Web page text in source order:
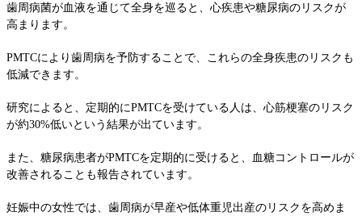
歯周病菌が血液を通じて全身を巡ると、心疾患や糖尿病のリスクが
高まります。
PMTCにより歯周病を予防することで、これらの全身疾患のリスクも
低減できます。
研究によると、定期的にPMTCを受けている人は、心筋梗塞のリスク
が約30%低いという結果が出ています。
また、糖尿病患者がPMTCを定期的に受けると、血糖コントロールが
改善されることも報告されています。
妊娠中の女性では、歯周病が早産や低体重児出産のリスクを高めま